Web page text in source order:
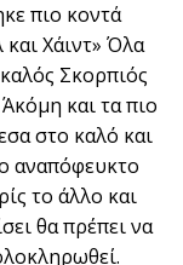
πιο κοντά
Χάιντ» Όλα
Σκορπιός
και τα πιο
στο καλό και
αναπόφευκτο
το άλλο και
θα πρέπει να